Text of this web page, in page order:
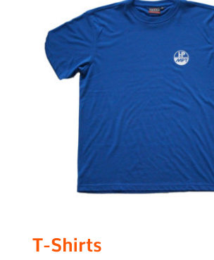
T-Shirts